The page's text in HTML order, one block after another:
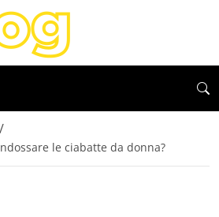
/
le ciabatte da donna?